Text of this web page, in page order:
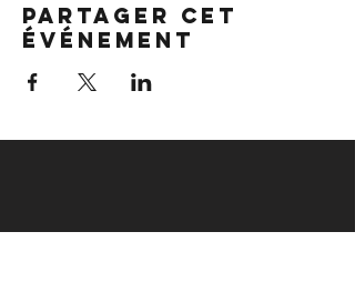
Partager cet
événement